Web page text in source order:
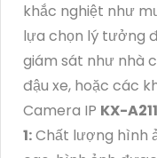
khắc nghiệt như
lựa chọn lý tưởng
giám sát như nhà
đậu xe, hoặc các
Camera IP KX-
1:Chất lượng hình